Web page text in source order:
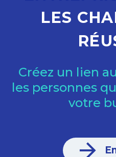
LES
Créez un lien
les personnes
votre
